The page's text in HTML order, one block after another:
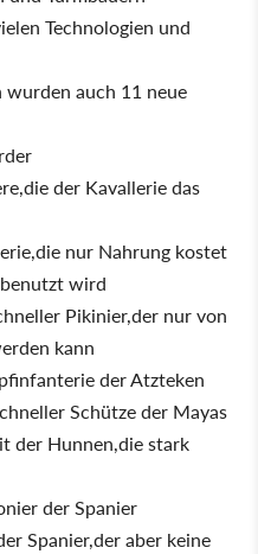
Technologien und
wurden auch 11 neue
der Kavallerie das
nur Nahrung kostet
wird
Pikinier,der nur von
kann
der Atzteken
Schütze der Mayas
der Hunnen,die stark
der Spanier
Spanier,der aber keine